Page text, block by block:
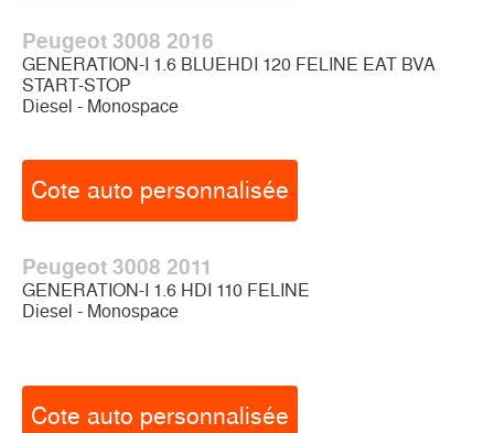
Peugeot 3008 2016
GENERATION-I 1.6 BLUEHDI 120 FELINE EAT BVA
START-STOP
Diesel - Monospace
Cote auto personnalisée
Peugeot 3008 2011
GENERATION-I 1.6 HDI 110 FELINE
Diesel - Monospace
Cote auto personnalisée